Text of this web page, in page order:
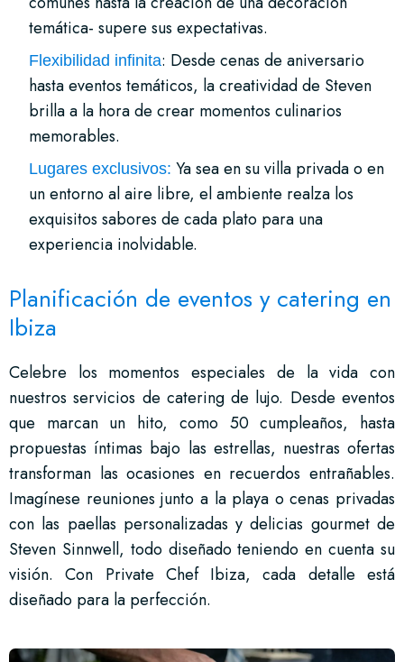
temática- supere sus expectativas.
Flexibilidad infinita: Desde cenas de aniversario
hasta eventos temáticos, la creatividad de Steven
brilla a la hora de crear momentos culinarios
memorables.
Lugares exclusivos: Ya sea en su villa privada o en
un entorno al aire libre, el ambiente realza los
exquisitos sabores de cada plato para una
experiencia inolvidable.
Planificación de eventos y catering en
Ibiza
Celebre los momentos especiales de la vida con
nuestros servicios de catering de lujo. Desde eventos
que marcan un hito, como 50 cumpleaños, hasta
propuestas íntimas bajo las estrellas, nuestras ofertas
transforman las ocasiones en recuerdos entrañables.
Imagínese reuniones junto a la playa o cenas privadas
con las paellas personalizadas y delicias gourmet de
Steven Sinnwell, todo diseñado teniendo en cuenta su
visión. Con Private Chef Ibiza, cada detalle está
diseñado para la perfección.